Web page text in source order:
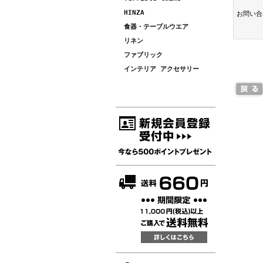
HINZA
食器・テーブルウエア
リネン
ファブリック
インテリア アクセサリー
お問い